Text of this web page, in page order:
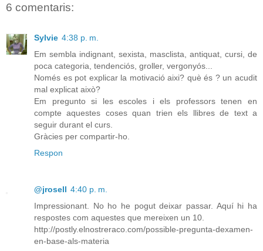
6 comentaris:
Sylvie 4:38 p. m.
Em sembla indignant, sexista, masclista, antiquat, cursi, de
poca categoria, tendenciós, groller, vergonyós...
Només es pot explicar la motivació aixi? què és ? un acudit
mal explicat això?
Em pregunto si les escoles i els professors tenen en
compte aquestes coses quan trien els llibres de text a
seguir durant el curs.
Gràcies per compartir-ho.
Respon
@jrosell 4:40 p. m.
Impressionant. No ho he pogut deixar passar. Aquí hi ha
respostes com aquestes que mereixen un 10.
http://postly.elnostreraco.com/possible-pregunta-dexamen-
en-base-als-materia